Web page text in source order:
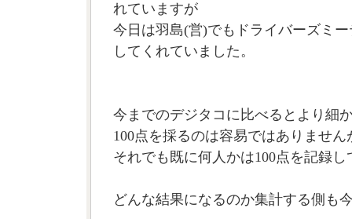
れていますが
今日は羽島(営)でもドライバーズミ
してくれていました。
今までのデジタコに比べるとより細
100点を採るのは容易ではありません
それでも既に何人かは100点を記録
どんな結果になるのか集計する側も